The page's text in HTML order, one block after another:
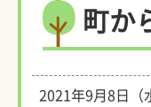
町か
2021年9月8日（